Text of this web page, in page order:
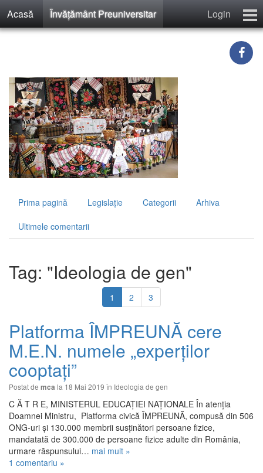
Acasă Învăţământ Preuniversitar
Login
Învăţământ Preuniversitar
Prima pagină Legislaţie Categorii Arhiva
Ultimele comentarii
Tag: "Ideologia de gen"
1 2 3
Platforma ÎMPREUNĂ cere
M.E.N. numele „experților
cooptați”
Postat de mca la 18 Mai 2019 în Ideologia de gen
C Ă T R E, MINISTERUL EDUCAȚIEI NAȚIONALE În atenția
Doamnei Ministru, ​ Platforma civică ÎMPREUNĂ, compusă din 506
ONG-uri și 130.000 membrii susținători persoane fizice,
mandatată de 300.000 de persoane fizice adulte din România,
urmare răspunsului… mai mult »
1 comentariu »